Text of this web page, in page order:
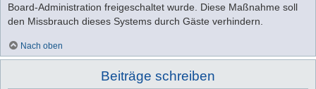
Board-Administration freigeschaltet wurde. Diese Maßnahme soll
den Missbrauch dieses Systems durch Gäste verhindern.
Nach oben
Beiträge schreiben